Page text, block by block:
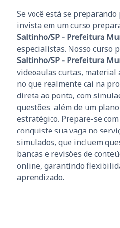
Se você está se preparando
invista em um curso
Saltinho/SP - Prefeitura
especialistas. Nosso curso
Saltinho/SP - Prefeitura
videoaulas curtas, material
no que realmente cai na
direta ao ponto, com
questões, além de um
estratégico. Prepare-se
conquiste sua vaga no
simulados, que incluem
bancas e revisões de
online, garantindo
aprendizado.